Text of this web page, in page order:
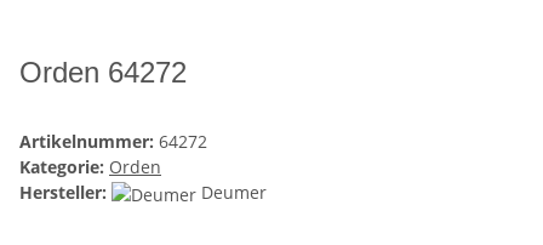
Orden 64272
Artikelnummer: 64272
Kategorie: Orden
Hersteller:
Deumer